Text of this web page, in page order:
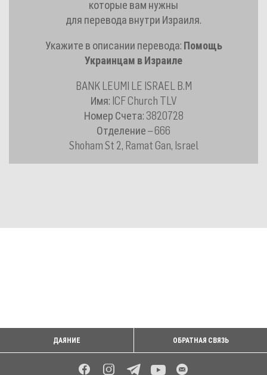
которые вам нужны
для перевода внутри Израиля.
Укажите в описании перевода: Помощь
Украинцам в Израиле
BANK LEUMI LE ISRAEL B.M
Имя: ICF Church TLV
Номер Счета: 3820728
Отделение – 666
Shoham St 2, Ramat Gan, Israel
ДАЯНИЕ ОБРАТНАЯ СВЯЗЬ